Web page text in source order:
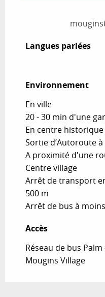
Langues parlées
Langues parlées
Environnement
Environnement
En ville
20 - 30 min d'une
En centre historique
Sortie d’Autoroute
A proximité d'une
Centre village
Arrêt de transport
500 m
Arrêt de bus à
Accès
Accès
Réseau de bus
Mougins Village